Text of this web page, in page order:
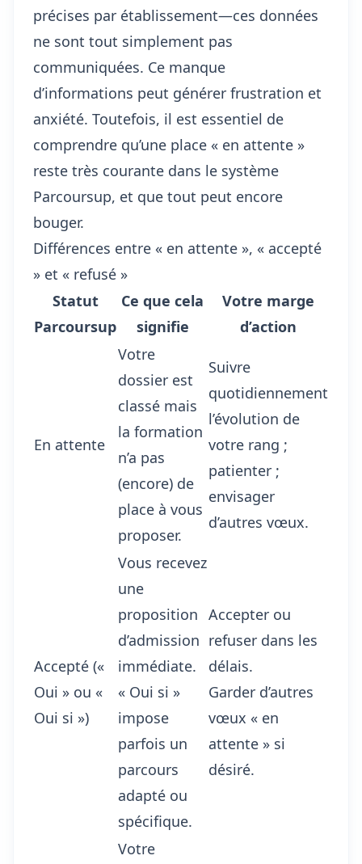
précises par établissement—ces données
ne sont tout simplement pas
communiquées. Ce manque
d’informations peut générer frustration et
anxiété. Toutefois, il est essentiel de
comprendre qu’une place « en attente »
reste très courante dans le système
Parcoursup, et que tout peut encore
bouger.
Différences entre « en attente », « accepté
» et « refusé »
Statut
Parcoursup
Ce que cela
signifie
Votre marge
d’action
En attente
Votre
dossier est
classé mais
la formation
n’a pas
(encore) de
place à vous
proposer.
Suivre
quotidiennement
l’évolution de
votre rang ;
patienter ;
envisager
d’autres vœux.
Accepté («
Oui » ou «
Oui si »)
Vous recevez
une
proposition
d’admission
immédiate.
« Oui si »
impose
parfois un
parcours
adapté ou
spécifique.
Accepter ou
refuser dans les
délais.
Garder d’autres
vœux « en
attente » si
désiré.
Votre